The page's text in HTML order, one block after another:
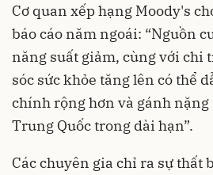
Cơ quan xếp hạng Moody's
báo cáo năm ngoái: “Nguồn
năng suất giảm, cùng với chi
sóc sức khỏe tăng lên có thể
chính rộng hơn và gánh nặng
Trung Quốc trong dài hạn”.
Các chuyên gia chỉ ra sự thất